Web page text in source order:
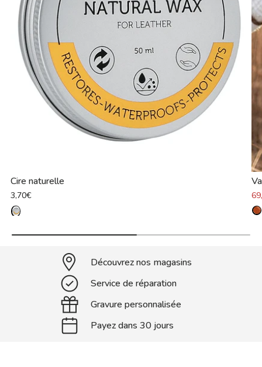
Cire naturelle
3,70€
Découvrez nos magasins
Service de réparation
Gravure personnalisée
Payez dans 30 jours